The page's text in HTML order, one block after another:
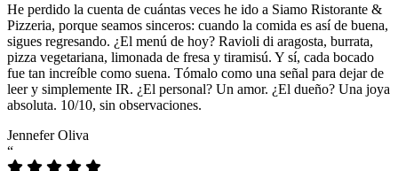
He perdido la cuenta de cuántas veces he ido a Siamo Ristorante &
Pizzeria, porque seamos sinceros: cuando la comida es así de buena,
sigues regresando. ¿El menú de hoy? Ravioli di aragosta, burrata,
pizza vegetariana, limonada de fresa y tiramisú. Y sí, cada bocado
fue tan increíble como suena. Tómalo como una señal para dejar de
leer y simplemente IR. ¿El personal? Un amor. ¿El dueño? Una joya
absoluta. 10/10, sin observaciones.
Jennefer Oliva
“